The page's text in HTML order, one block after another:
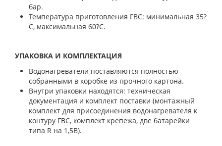
бар.
Температура приготовления ГВС: минимальная 35?
C, максимальная 60?C.
УПАКОВКА И КОМПЛЕКТАЦИЯ
Водонагреватели поставляются полностью
собранными в коробке из прочного картона.
Внутри упаковки находятся: техническая
документация и комплект поставки (монтажный
комплект для присоединения водонагревателя к
контуру ГВС, комплект крепежа, две батарейки
типа R на 1,5В).